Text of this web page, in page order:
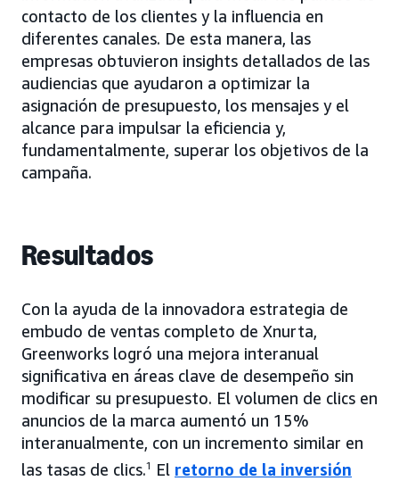
contacto de los clientes y la influencia en
diferentes canales. De esta manera, las
empresas obtuvieron insights detallados de las
audiencias que ayudaron a optimizar la
asignación de presupuesto, los mensajes y el
alcance para impulsar la eficiencia y,
fundamentalmente, superar los objetivos de la
campaña.
Resultados
Con la ayuda de la innovadora estrategia de
embudo de ventas completo de Xnurta,
Greenworks logró una mejora interanual
significativa en áreas clave de desempeño sin
modificar su presupuesto. El volumen de clics en
anuncios de la marca aumentó un 15%
interanualmente, con un incremento similar en
las tasas de clics.1 El retorno de la inversión